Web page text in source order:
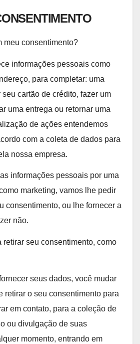
meu consentimento?
informações pessoais como
para completar: uma
cartão de crédito, fazer um
uma entrega ou retornar uma
de ações entendemos
com a coleta de dados para
nossa empresa.
informações pessoais por uma
marketing, vamos lhe pedir
consentimento, ou lhe fornecer a
não.
retirar seu consentimento, como
seus dados, você mudar
retirar o seu consentimento para
em contato, para a coleção de
ou divulgação de suas
momento, entrando em